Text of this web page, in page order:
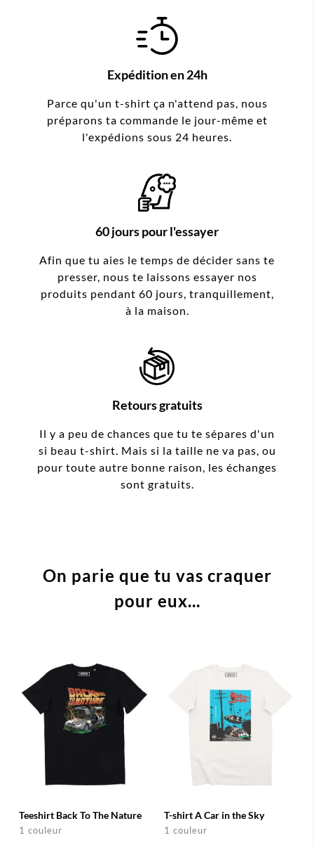
Expédition en 24h
Parce qu'un t-shirt ça n'attend pas, nous
préparons ta commande le jour-même et
l'expédions sous 24 heures.
60 jours pour l'essayer
Afin que tu aies le temps de décider sans te
presser, nous te laissons essayer nos
produits pendant 60 jours, tranquillement,
à la maison.
Retours gratuits
Il y a peu de chances que tu te sépares d'un
si beau t-shirt. Mais si la taille ne va pas, ou
pour toute autre bonne raison, les échanges
sont gratuits.
On parie que tu vas craquer
pour eux...
Teeshirt Back To The Nature
1 couleur
T-shirt A Car in the Sky
1 couleur